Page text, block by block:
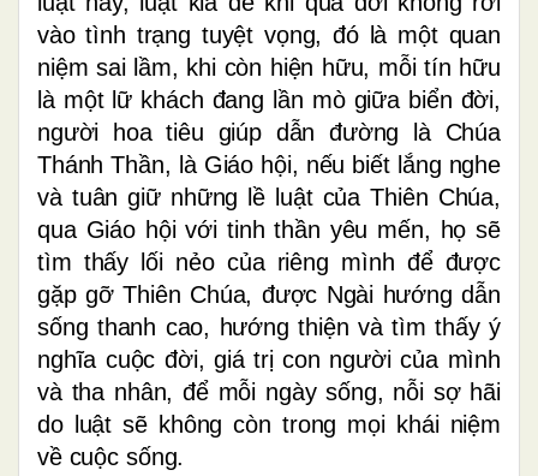
vào tình trạng tuyệt vọng, đó là một quan
niệm sai lầm, khi còn hiện hữu, mỗi tín hữu
là một lữ khách đang lần mò giữa biển đời,
người hoa tiêu giúp dẫn đường là Chúa
Thánh Thần, là Giáo hội, nếu biết lắng nghe
và tuân giữ những lề luật của Thiên Chúa,
qua Giáo hội với tinh thần yêu mến, họ sẽ
tìm thấy lối nẻo của riêng mình để được
gặp gỡ Thiên Chúa, được Ngài hướng dẫn
sống thanh cao, hướng thiện và tìm thấy ý
nghĩa cuộc đời, giá trị con người của mình
và tha nhân, để mỗi ngày sống, nỗi sợ hãi
do luật sẽ không còn trong mọi khái niệm
về cuộc sống.